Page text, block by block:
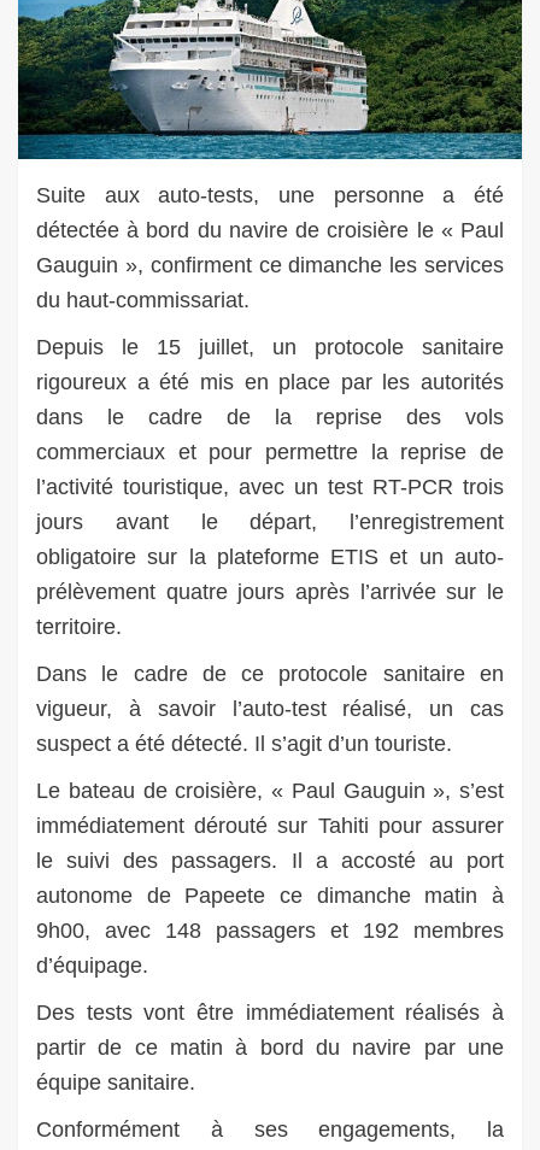
Suite aux auto-tests, une personne a été
détectée à bord du navire de croisière le « Paul
Gauguin », confirment ce dimanche les services
du haut-commissariat.
Depuis le 15 juillet, un protocole sanitaire
rigoureux a été mis en place par les autorités
dans le cadre de la reprise des vols
commerciaux et pour permettre la reprise de
l’activité touristique, avec un test RT-PCR trois
jours avant le départ, l’enregistrement
obligatoire sur la plateforme ETIS et un auto-
prélèvement quatre jours après l’arrivée sur le
territoire.
Dans le cadre de ce protocole sanitaire en
vigueur, à savoir l’auto-test réalisé, un cas
suspect a été détecté. Il s’agit d’un touriste.
Le bateau de croisière, « Paul Gauguin », s’est
immédiatement dérouté sur Tahiti pour assurer
le suivi des passagers. Il a accosté au port
autonome de Papeete ce dimanche matin à
9h00, avec 148 passagers et 192 membres
d’équipage.
Des tests vont être immédiatement réalisés à
partir de ce matin à bord du navire par une
équipe sanitaire.
Conformément à ses engagements, la